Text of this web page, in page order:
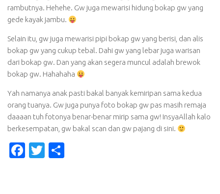
rambutnya. Hehehe. Gw juga mewarisi hidung bokap gw yang
gede kayak jambu.
Selain itu, gw juga mewarisi pipi bokap gw yang berisi, dan alis
bokap gw yang cukup tebal. Dahi gw yang lebar juga warisan
dari bokap gw. Dan yang akan segera muncul adalah brewok
bokap gw. Hahahaha
Yah namanya anak pasti bakal banyak kemiripan sama kedua
orang tuanya. Gw juga punya foto bokap gw pas masih remaja
daaaan tuh fotonya benar-benar mirip sama gw! InsyaAllah kalo
berkesempatan, gw bakal scan dan gw pajang di sini.
Facebook
Twitter